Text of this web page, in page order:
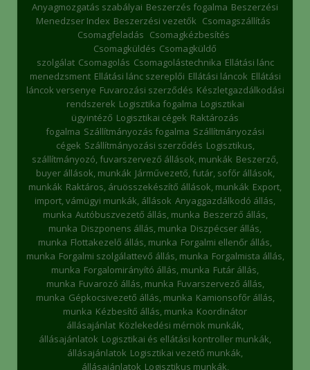
Anyagmozgatás szabályai Beszerzés fogalma Beszerzési
Menedzser Index Beszerzési vezetők Csomagszállítás
Csomagfeladás Csomagkézbesítés
Csomagküldés Csomagküldő
szolgálat Csomagolás Csomagolástechnika Ellátási lánc
menedzsment Ellátási lánc szereplői Ellátási láncok Ellátási
láncok versenye Fuvarozási szerződés Készletgazdálkodási
rendszerek Logisztika fogalma Logisztikai
ügyintéző Logisztikai cégek Raktározás
fogalma Szállítmányozás fogalma Szállítmányozási
cégek Szállítmányozási szerződés Logisztikus,
szállítmányozó, fuvarszervező állások, munkák Beszerző,
buyer állások, munkák Járművezető, futár, sofőr állások,
munkák Raktáros, áruösszekészítő állások, munkák Export,
import, vámügyi munkák, állások Anyaggazdálkodó állás,
munka Autóbuszvezető állás, munka Beszerző állás,
munka Diszponens állás, munka Diszpécser állás,
munka Flottakezelő állás, munka Forgalmi ellenőr állás,
munka Forgalmi szolgálattevő állás, munka Forgalmista állás,
munka Forgalomirányító állás, munka Futár állás,
munka Fuvarozó állás, munka Fuvarszervező állás,
munka Gépkocsivezető állás, munka Kamionsofőr állás,
munka Kézbesítő állás, munka Koordinátor
állásajánlat Közlekedési mérnök munkák,
állásajánlatok Logisztikai és ellátási kontroller munkák,
állásajánlatok Logisztikai vezető munkák,
állásajánlatok Logisztikus munkák,